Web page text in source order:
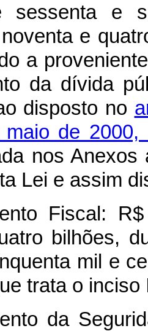
sessenta e
e
a
da dívida
disposto no
de 2000,
nos
Lei e assim
Fiscal: R$
bilhões,
mil e
trata o
da